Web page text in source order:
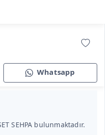
Whatsapp
SEHPA bulunmaktadır.